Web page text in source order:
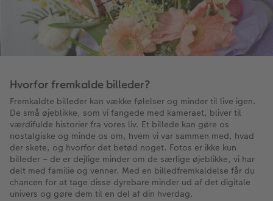
Hvorfor fremkalde billeder?
Fremkaldte billeder kan vække følelser og minder til live igen.
De små øjeblikke, som vi fangede med kameraet, bliver til
værdifulde historier fra vores liv. Et billede kan gøre os
nostalgiske og minde os om, hvem vi var sammen med, hvad
der skete, og hvorfor det betød noget. Fotos er ikke kun
billeder – de er dejlige minder om de særlige øjeblikke, vi har
delt med familie og venner. Med en billedfremkaldelse får du
chancen for at tage disse dyrebare minder ud af det digitale
univers og gøre dem til en del af din hverdag.